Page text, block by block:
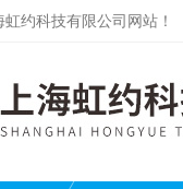
约科技有限公司网站！